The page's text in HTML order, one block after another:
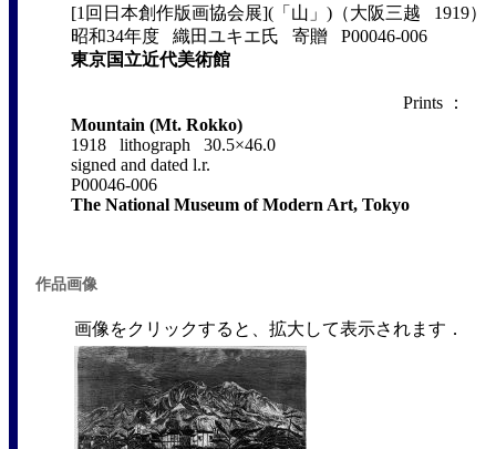
[1回日本創作版画協会展](「山」)（大阪三越 1919）
昭和34年度 織田ユキエ氏 寄贈 P00046-006
東京国立近代美術館
Prints ：
Mountain (Mt. Rokko)
1918 lithograph 30.5×46.0
signed and dated l.r.
P00046-006
The National Museum of Modern Art, Tokyo
作品画像
画像をクリックすると、拡大して表示されます．